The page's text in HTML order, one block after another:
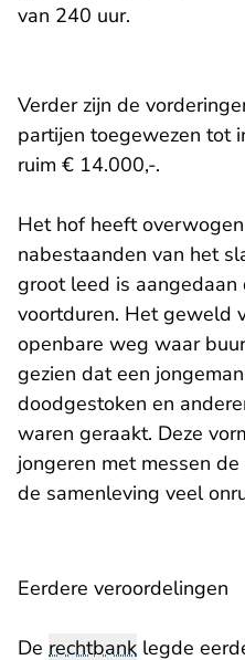
van 240 uur.
Verder zijn de
partijen toegewezen tot
ruim € 14.000,-.
Het hof heeft
nabestaanden van het
groot leed is
voortduren. Het geweld
openbare weg waar
gezien dat een
doodgestoken en
waren geraakt. Deze
jongeren met messen
de samenleving veel
Eerdere veroordelingen
De rechtbank legde